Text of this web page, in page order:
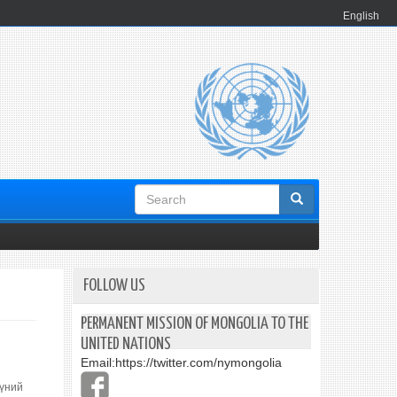
English
Search
form
FOLLOW US
PERMANENT MISSION OF MONGOLIA TO THE
UNITED NATIONS
Email:https://twitter.com/nymongolia